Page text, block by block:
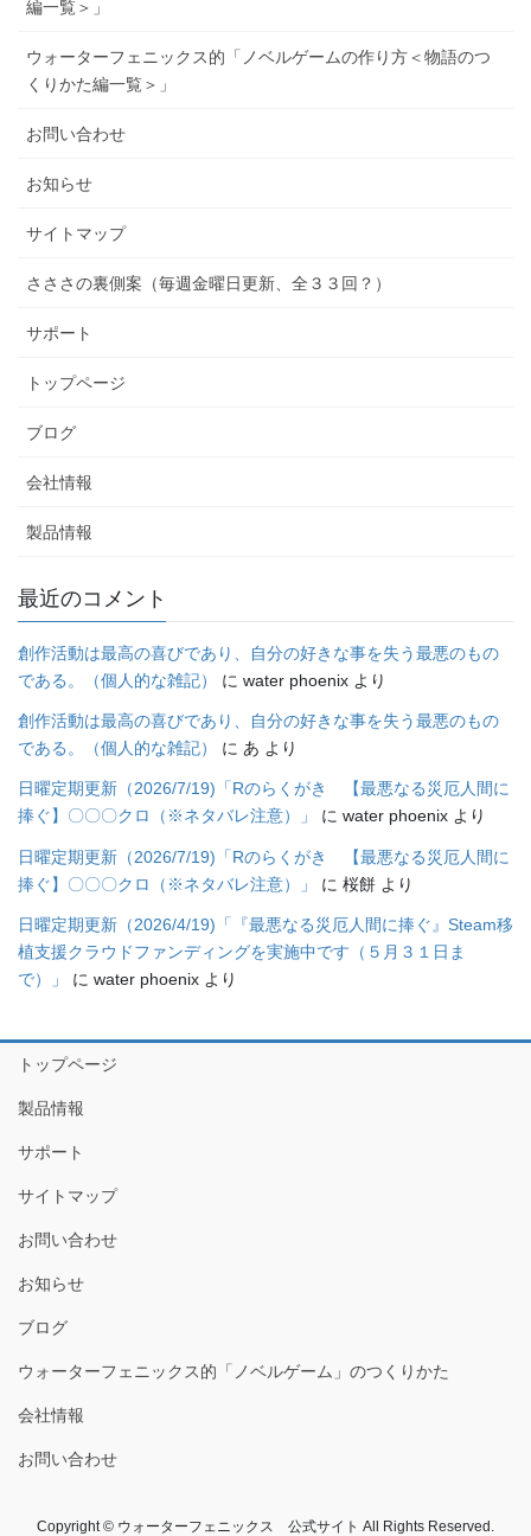
編一覧＞」
ウォーターフェニックス的「ノベルゲームの作り方＜物語のつ
くりかた編一覧＞」
お問い合わせ
お知らせ
サイトマップ
さささの裏側案（毎週金曜日更新、全３３回？）
サポート
トップページ
ブログ
会社情報
製品情報
最近のコメント
創作活動は最高の喜びであり、自分の好きな事を失う最悪のもの
である。（個人的な雑記）
に water phoenix より
創作活動は最高の喜びであり、自分の好きな事を失う最悪のもの
である。（個人的な雑記）
に あ より
日曜定期更新（2026/7/19)「Rのらくがき 【最悪なる災厄人間に
捧ぐ】〇〇〇クロ（※ネタバレ注意）」
に water phoenix より
日曜定期更新（2026/7/19)「Rのらくがき 【最悪なる災厄人間に
捧ぐ】〇〇〇クロ（※ネタバレ注意）」
に 桜餅 より
日曜定期更新（2026/4/19)「『最悪なる災厄人間に捧ぐ』Steam移
植支援クラウドファンディングを実施中です（５月３１日ま
で）」
に water phoenix より
トップページ
製品情報
サポート
サイトマップ
お問い合わせ
お知らせ
ブログ
ウォーターフェニックス的「ノベルゲーム」のつくりかた
会社情報
お問い合わせ
Copyright © ウォーターフェニックス 公式サイト All Rights Reserved.